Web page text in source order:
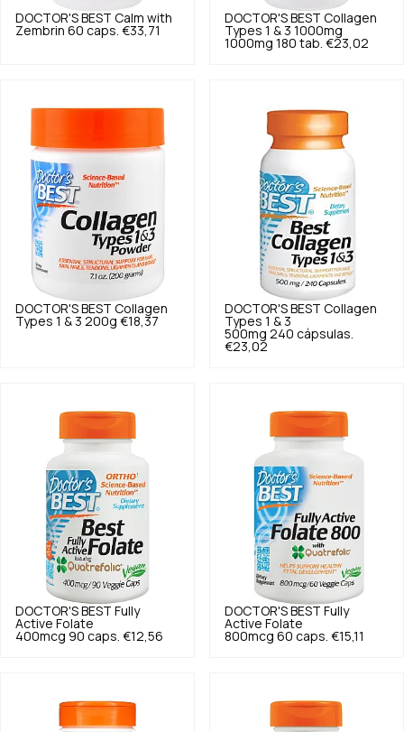
DOCTOR'S BEST Calm with
Zembrin 60 caps. €33,71
DOCTOR'S BEST Collagen
Types 1 & 3 1000mg
1000mg 180 tab. €23,02
DOCTOR'S BEST Collagen
Types 1 & 3 200g €18,37
DOCTOR'S BEST Collagen
Types 1 & 3
500mg 240 cápsulas.
€23,02
DOCTOR'S BEST Fully
Active Folate
400mcg 90 caps. €12,56
DOCTOR'S BEST Fully
Active Folate
800mcg 60 caps. €15,11